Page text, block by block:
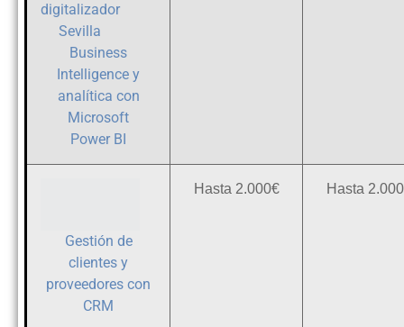
Business
Intelligence y
analítica con
Microsoft
Power BI
Gestión de
clientes y
proveedores con
CRM
Hasta 2.000€ Hasta